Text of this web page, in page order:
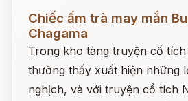
Đọc ngay
Chiếc ấm trà may mắn
Chagama
Trong kho tàng truyện cổ tích
thường thấy xuất hiện những
nghịch, và với truyện cổ tích